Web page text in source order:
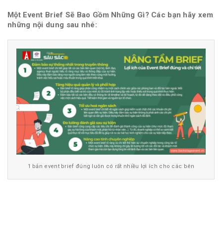
Một Event Brief Sẽ Bao Gồm Những Gì? Các bạn hãy xem
những nội dung sau nhé:
1 bản event brief đúng luôn có rất nhiều lợi ích cho các bên